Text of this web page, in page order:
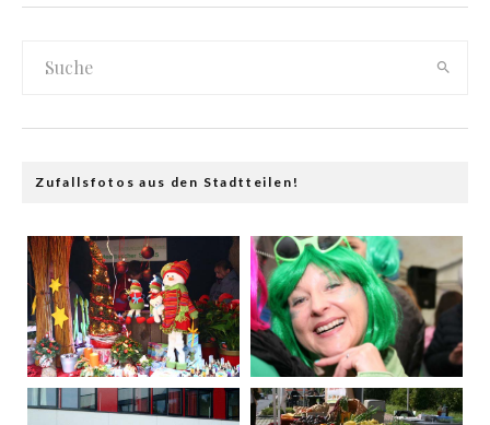
Zufallsfotos aus den Stadtteilen!